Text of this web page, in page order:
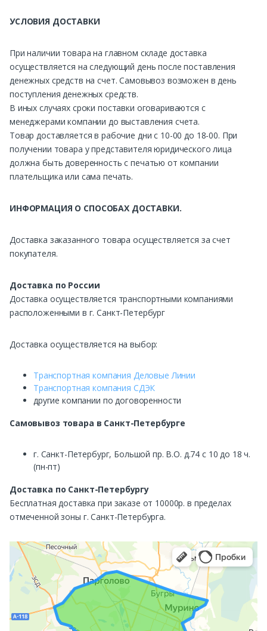
УСЛОВИЯ ДОСТАВКИ
При наличии товара на главном складе доставка
осуществляется на следующий день после поставления
денежных средств на счет. Самовывоз возможен в день
поступления денежных средств.
В иных случаях сроки поставки оговариваются с
менеджерами компании до выставления счета.
Товар доставляется в рабочие дни с 10-00 до 18-00. При
получении товара у представителя юридического лица
должна быть доверенность с печатью от компании
плательщика или сама печать.
ИНФОРМАЦИЯ О СПОСОБАХ ДОСТАВКИ.
Доставка заказанного товара осуществляется за счет
покупателя.
Доставка по России
Доставка осуществляется транспортными компаниями
расположенными в г. Санкт-Петербург
Доставка осуществляется на выбор:
Транспортная компания Деловые Линии
Транспортная компания СДЭК
другие компании по договоренности
Самовывоз товара в Санкт-Петербурге
г. Санкт-Петербург, Большой пр. В.О. д.74 с 10 до 18 ч.
(пн-пт)
Доставка по Санкт-Петербургу
Бесплатная доставка при заказе от 10000р. в пределах
отмеченной зоны г. Санкт-Петербурга.